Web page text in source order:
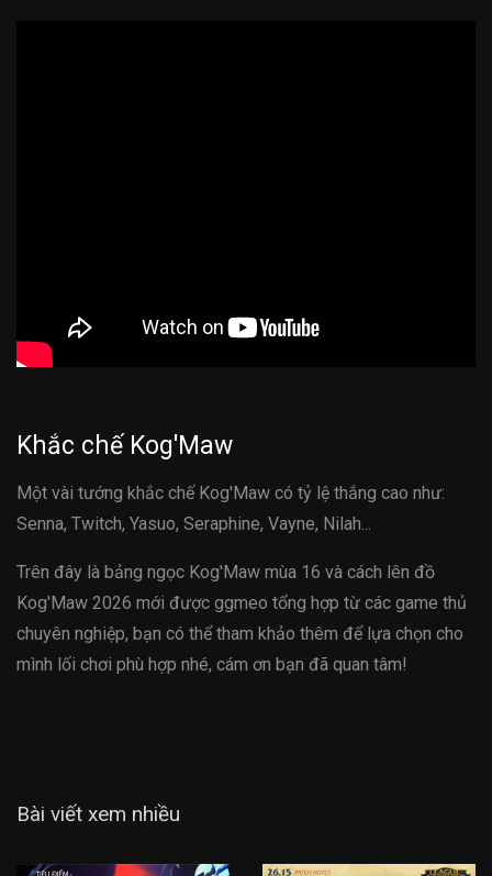
Khắc chế Kog'Maw
Một vài tướng khắc chế Kog'Maw có tỷ lệ thắng cao như:
Senna, Twitch, Yasuo, Seraphine, Vayne, Nilah...
Trên đây là bảng ngọc Kog'Maw mùa 16 và cách lên đồ
Kog'Maw 2026 mới được ggmeo tổng hợp từ các game thủ
chuyên nghiệp, bạn có thể tham khảo thêm để lựa chọn cho
mình lối chơi phù hợp nhé, cám ơn bạn đã quan tâm!
Bài viết xem nhiều